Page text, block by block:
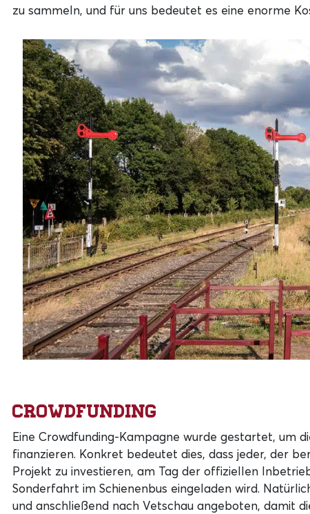
zu sammeln, und für uns bedeutet es eine enorme
Crowdfunding
Eine Crowdfunding-Kampagne wurde gestartet, um
finanzieren. Konkret bedeutet dies, dass jeder, der
Projekt zu investieren, am Tag der offiziellen
Sonderfahrt im Schienenbus eingeladen wird.
und anschließend nach Vetschau angeboten, damit